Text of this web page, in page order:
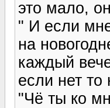
это мало,
" И если
на
каждый
если нет то
"Чё ты ко